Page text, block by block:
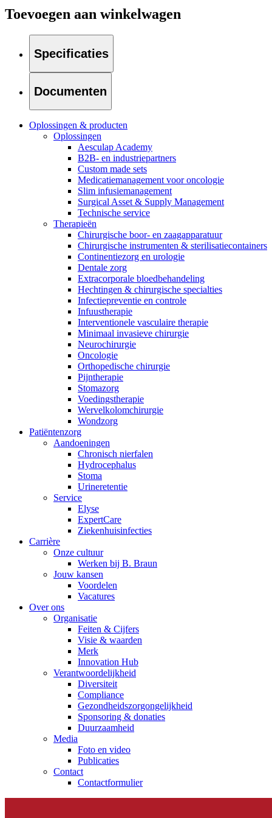
Productassortiment
Vind het product dat je zoekt. Bekijk hier het complete
ExpertCare
Gespecialiseerde verpleegkundige thuiszorg.
Vind jouw baan
Ontdek jouw carrièremogelijkheden, bekijk onze vacatures en
Heb je een vraag? Neem contact met ons op.
Toevoegen aan winkelwagen
Specificaties
Documenten
Oplossingen & producten
Oplossingen
Aesculap Academy
B2B- en industriepartners
Custom made sets
Medicatiemanagement voor oncologie
Slim infusiemanagement
Surgical Asset & Supply Management
Technische service
Therapieën
Chirurgische boor- en zaagapparatuur
Chirurgische instrumenten & sterilisatiecontainers
Continentiezorg en urologie
Dentale zorg
Extracorporale bloedbehandeling
Hechtingen & chirurgische specialties
Infectiepreventie en controle
Infuustherapie
Interventionele vasculaire therapie
Minimaal invasieve chirurgie
Neurochirurgie
Oncologie
Orthopedische chirurgie
Pijntherapie
Stomazorg
Voedingstherapie
Wervelkolomchirurgie
Wondzorg
Patiëntenzorg
Aandoeningen
Chronisch nierfalen
​​Hydrocephalus
Stoma
Urineretentie
Service
Elyse
ExpertCare
Ziekenhuisinfecties
Carrière
Onze cultuur
Werken bij B. Braun
Jouw kansen
Voordelen
Vacatures
Over ons
Organisatie
Feiten & Cijfers
Visie & waarden
Merk
Innovation Hub
Verantwoordelijkheid
Diversiteit
Compliance
Gezondheidszorgongelijkheid​
Sponsoring & donaties
Duurzaamheid
Media
Foto en video
Publicaties
Contact
Contactformulier